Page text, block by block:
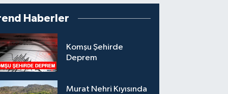
Haberler
Komşu Şehirde
Deprem
Murat Nehri Kıyısında